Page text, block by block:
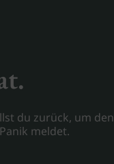
du zurück, um den
meldet.